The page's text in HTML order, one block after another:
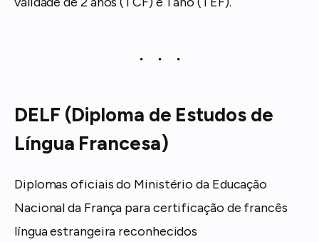
DELF (Diploma de Estudos de
Língua Francesa)
Diplomas oficiais do Ministério da Educação
Nacional da França para certificação de francês
língua estrangeira reconhecidos